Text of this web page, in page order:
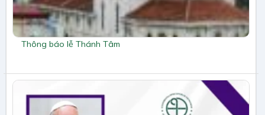
Thông báo lễ Thánh Tâm